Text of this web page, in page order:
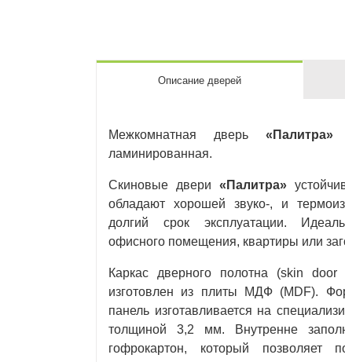
Описание дверей
Межкомнатная дверь «Палитра»
ламинированная.
Скиновые двери «Палитра»
обладают хорошей звуко-, и
долгий срок эксплуатации.
офисного помещения, квартиры или
Каркас дверного полотна (skin
изготовлен из плиты МДФ (MDF).
панель изготавливается на
толщиной 3,2 мм. Внутренне
гофрокартон, который позволяет